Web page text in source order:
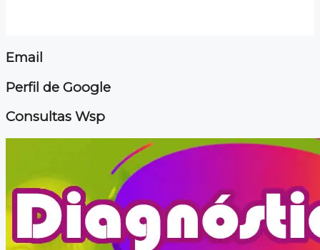
Email
Perfil de Google
Consultas Wsp